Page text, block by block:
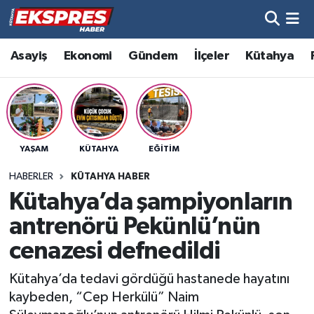
Asayiş Ekonomi Gündem İlçeler Kütahya
YAŞAM KÜTAHYA EĞITIM
HABERLER KÜTAHYA HABER
Kütahya’da şampiyonların
antrenörü Pekünlü’nün
cenazesi defnedildi
Kütahya’da tedavi gördüğü hastanede hayatını
kaybeden, “Cep Herkülü” Naim
Altıntaş
Asayiş
Aslanapa
Bölge
Çavdarhisar
Dumlupınar
Hava Durumu
Trafik Durumu
Süper Lig Puan Durumu ve Fikstür
Son Dakika Haberleri
Haber Arşivi